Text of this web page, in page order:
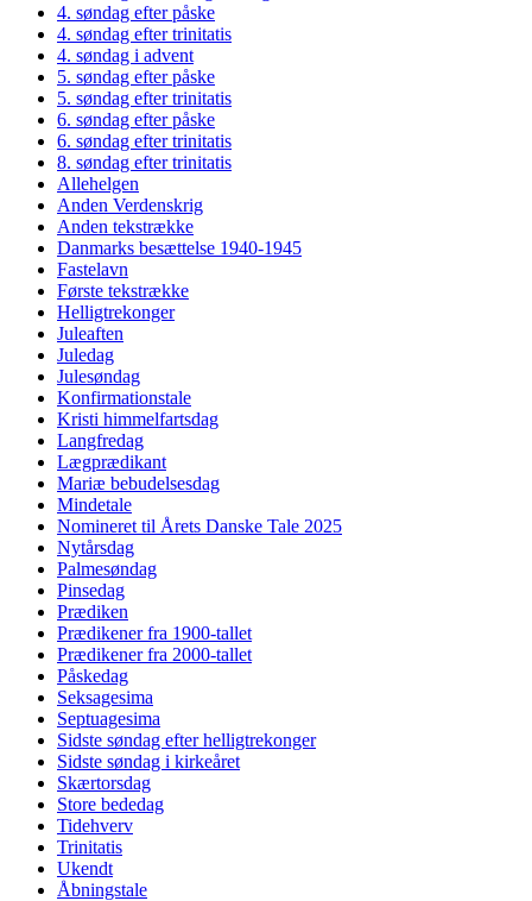
4. søndag efter påske
4. søndag efter trinitatis
4. søndag i advent
5. søndag efter påske
5. søndag efter trinitatis
6. søndag efter påske
6. søndag efter trinitatis
8. søndag efter trinitatis
Allehelgen
Anden Verdenskrig
Anden tekstrække
Danmarks besættelse 1940-1945
Fastelavn
Første tekstrække
Helligtrekonger
Juleaften
Juledag
Julesøndag
Konfirmationstale
Kristi himmelfartsdag
Langfredag
Lægprædikant
Mariæ bebudelsesdag
Mindetale
Nomineret til Årets Danske Tale 2025
Nytårsdag
Palmesøndag
Pinsedag
Prædiken
Prædikener fra 1900-tallet
Prædikener fra 2000-tallet
Påskedag
Seksagesima
Septuagesima
Sidste søndag efter helligtrekonger
Sidste søndag i kirkeåret
Skærtorsdag
Store bededag
Tidehverv
Trinitatis
Ukendt
Åbningstale